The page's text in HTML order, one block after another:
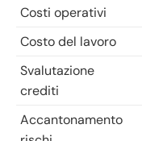
Costi operativi
Costo del lavoro
Svalutazione
crediti
Accantonamento